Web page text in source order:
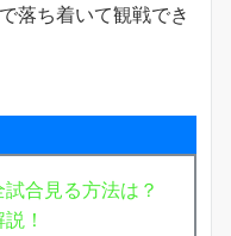
落ち着いて観戦でき
合見る方法は？
！